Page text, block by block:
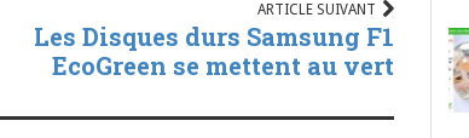
ARTICLE SUIVANT
Les Disques durs Samsung F1
EcoGreen se mettent au vert